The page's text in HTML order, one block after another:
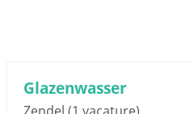
Glazenwasser